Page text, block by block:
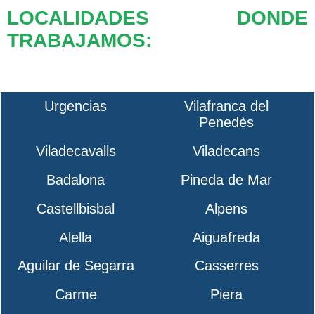
LOCALIDADES DONDE
TRABAJAMOS:
Urgencias
Vilafranca del
Penedès
Viladecavalls
Viladecans
Badalona
Pineda de Mar
Castellbisbal
Alpens
Alella
Aiguafreda
Aguilar de Segarra
Casserres
Carme
Piera